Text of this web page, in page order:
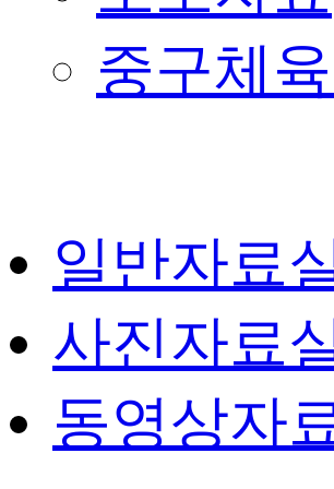
중구체
일반자료
사진자료
동영상자